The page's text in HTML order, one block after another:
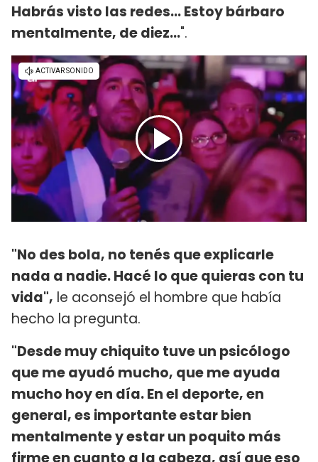
Habrás visto las redes... Estoy bárbaro
mentalmente, de diez...".
"No des bola, no tenés que explicarle
nada a nadie. Hacé lo que quieras con tu
vida", le aconsejó el hombre que había
hecho la pregunta.
"Desde muy chiquito tuve un psicólogo
que me ayudó mucho, que me ayuda
mucho hoy en día. En el deporte, en
general, es importante estar bien
mentalmente y estar un poquito más
firme en cuanto a la cabeza, así que eso